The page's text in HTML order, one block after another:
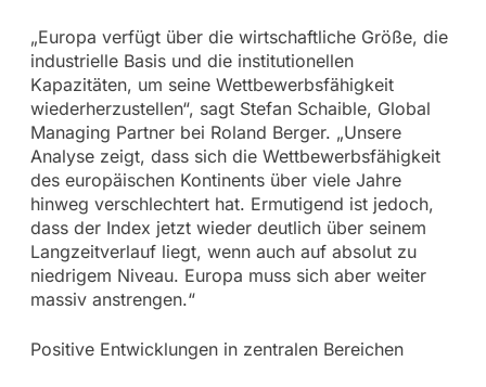
„Europa verfügt über die wirtschaftliche Größe, die
industrielle Basis und die institutionellen
Kapazitäten, um seine Wettbewerbsfähigkeit
wiederherzustellen“, sagt Stefan Schaible, Global
Managing Partner bei Roland Berger. „Unsere
Analyse zeigt, dass sich die Wettbewerbsfähigkeit
des europäischen Kontinents über viele Jahre
hinweg verschlechtert hat. Ermutigend ist jedoch,
dass der Index jetzt wieder deutlich über seinem
Langzeitverlauf liegt, wenn auch auf absolut zu
niedrigem Niveau. Europa muss sich aber weiter
massiv anstrengen.“
Positive Entwicklungen in zentralen Bereichen